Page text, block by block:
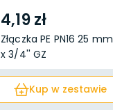
4,19 zł
Złączka PE PN16 25 mm
x 3/4'' GZ
Kup w zestawie